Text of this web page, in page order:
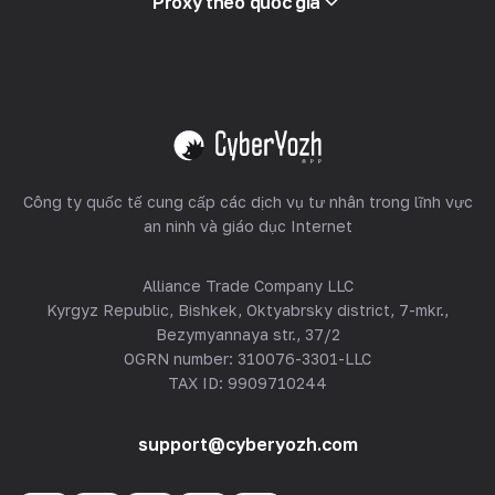
Bán lại
Xem tất cả
Công ty quốc tế cung cấp các dịch vụ tư nhân trong lĩnh vực
an ninh và giáo dục Internet
Alliance Trade Company LLC
Kyrgyz Republic, Bishkek, Oktyabrsky district, 7-mkr.,
Bezymyannaya str., 37/2
OGRN number: 310076-3301-LLC
TAX ID: 9909710244
support@cyberyozh.com